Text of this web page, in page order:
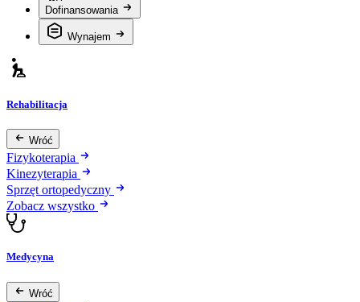
Dofinansowania
Wynajem
Rehabilitacja
Wróć
Fizykoterapia
Kinezyterapia
Sprzęt ortopedyczny
Zobacz wszystko
Medycyna
Wróć